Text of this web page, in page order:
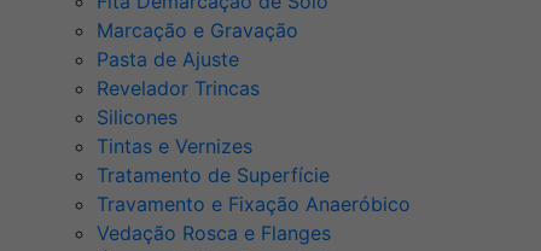
Marcação e Gravação
Pasta de Ajuste
Revelador Trincas
Silicones
Tintas e Vernizes
Tratamento de Superfície
Travamento e Fixação Anaeróbico
Vedação Rosca e Flanges